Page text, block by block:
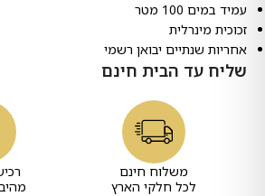
עמיד במים 100 מטר
זכוכית מינרלית
אחריות שנתיים יבואן רשמי
שליח עד הבית חינם
משלוח חינם
לכל חלקי הארץ